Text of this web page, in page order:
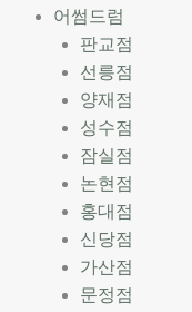
어썸드럼
판교점
선릉점
양재점
성수점
잠실점
논현점
홍대점
신당점
가산점
문정점